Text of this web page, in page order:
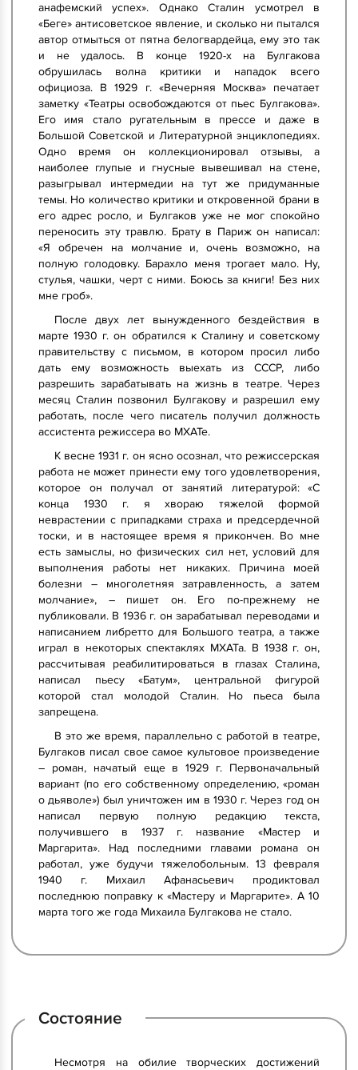
анафемский успех». Однако Сталин усмотрел в
«Беге» антисоветское явление, и сколько ни пытался
автор отмыться от пятна белогвардейца, ему это так
и не удалось. В конце 1920-х на Булгакова
обрушилась волна критики и нападок всего
официоза. В 1929 г. «Вечерняя Москва» печатает
заметку «Театры освобождаются от пьес Булгакова».
Его имя стало ругательным в прессе и даже в
Большой Советской и Литературной энциклопедиях.
Одно время он коллекционировал отзывы, а
наиболее глупые и гнусные вывешивал на стене,
разыгрывал интермедии на тут же придуманные
темы. Но количество критики и откровенной брани в
его адрес росло, и Булгаков уже не мог спокойно
переносить эту травлю. Брату в Париж он написал:
«Я обречен на молчание и, очень возможно, на
полную голодовку. Барахло меня трогает мало. Ну,
стулья, чашки, черт с ними. Боюсь за книги! Без них
мне гроб».
После двух лет вынужденного бездействия в
марте 1930 г. он обратился к Сталину и советскому
правительству с письмом, в котором просил либо
дать ему возможность выехать из СССР, либо
разрешить зарабатывать на жизнь в театре. Через
месяц Сталин позвонил Булгакову и разрешил ему
работать, после чего писатель получил должность
ассистента режиссера во МХАТе.
К весне 1931 г. он ясно осознал, что режиссерская
работа не может принести ему того удовлетворения,
которое он получал от занятий литературой: «С
конца 1930 г. я хвораю тяжелой формой
неврастении с припадками страха и предсердечной
тоски, и в настоящее время я прикончен. Во мне
есть замыслы, но физических сил нет, условий для
выполнения работы нет никаких. Причина моей
болезни – многолетняя затравленность, а затем
молчание», – пишет он. Его по-прежнему не
публиковали. В 1936 г. он зарабатывал переводами и
написанием либретто для Большого театра, а также
играл в некоторых спектаклях МХАТа. В 1938 г. он,
рассчитывая реабилитироваться в глазах Сталина,
написал пьесу «Батум», центральной фигурой
которой стал молодой Сталин. Но пьеса была
запрещена.
В это же время, параллельно с работой в театре,
Булгаков писал свое самое культовое произведение
– роман, начатый еще в 1929 г. Первоначальный
вариант (по его собственному определению, «роман
о дьяволе») был уничтожен им в 1930 г. Через год он
написал первую полную редакцию текста,
получившего в 1937 г. название «Мастер и
Маргарита». Над последними главами романа он
работал, уже будучи тяжелобольным. 13 февраля
1940 г. Михаил Афанасьевич продиктовал
последнюю поправку к «Мастеру и Маргарите». А 10
марта того же года Михаила Булгакова не стало.
Состояние
Несмотря на обилие творческих достижений